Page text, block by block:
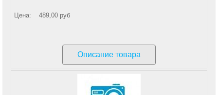
Цена: 489,00 руб
Описание товара